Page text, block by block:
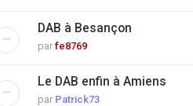
DAB à Besançon
par fe8769
Le DAB enfin à Amiens
par Patrick73